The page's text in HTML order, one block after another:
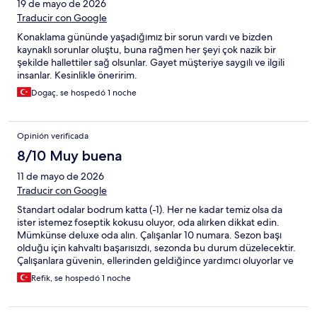
19 de mayo de 2026
Traducir con Google
Konaklama gününde yaşadığımız bir sorun vardı ve bizden
kaynaklı sorunlar oluştu, buna rağmen her şeyi çok nazik bir
şekilde hallettiler sağ olsunlar. Gayet müşteriye saygılı ve ilgili
insanlar. Kesinlikle öneririm.
Dogaç, se hospedó 1 noche
Opinión verificada
8/10 Muy buena
11 de mayo de 2026
Traducir con Google
Standart odalar bodrum katta (-1). Her ne kadar temiz olsa da
ister istemez foseptik kokusu oluyor, oda alırken dikkat edin.
Mümkünse deluxe oda alın. Çalışanlar 10 numara. Sezon başı
olduğu için kahvaltı başarısızdı, sezonda bu durum düzelecektir.
Çalışanlara güvenin, ellerinden geldiğince yardımcı oluyorlar ve
samimiler.
Refik, se hospedó 1 noche